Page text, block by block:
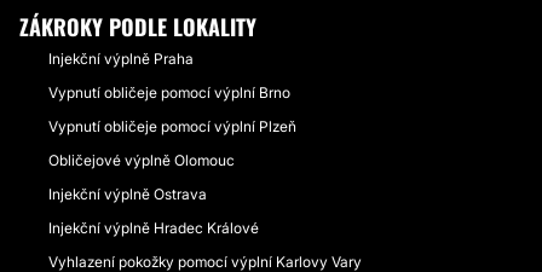
ZÁKROKY PODLE LOKALITY
Injekční výplně Praha
Vypnutí obličeje pomocí výplní Brno
Vypnutí obličeje pomocí výplní Plzeň
Obličejové výplně Olomouc
Injekční výplně Ostrava
Injekční výplně Hradec Králové
Vyhlazení pokožky pomocí výplní Karlovy Vary